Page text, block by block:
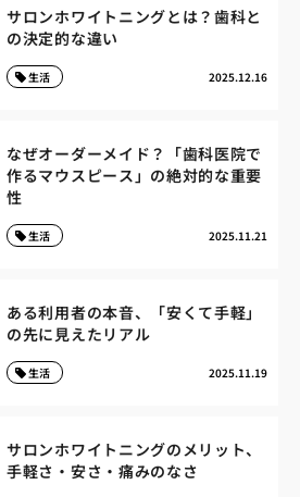
サロンホワイトニングとは？歯科と
の決定的な違い
2025.12.16
生活
なぜオーダーメイド？「歯科医院で
作るマウスピース」の絶対的な重要
性
2025.11.21
生活
ある利用者の本音、「安くて手軽」
の先に見えたリアル
2025.11.19
生活
サロンホワイトニングのメリット、
手軽さ・安さ・痛みのなさ